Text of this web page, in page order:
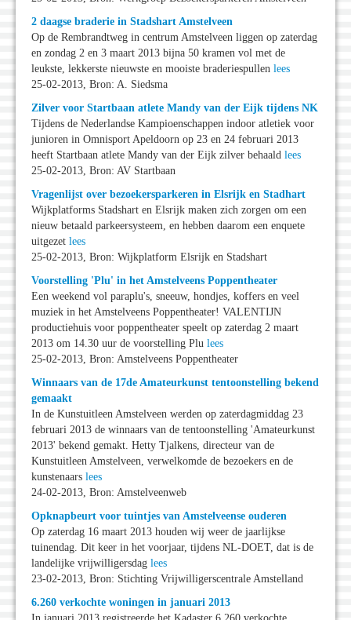
2 daagse braderie in Stadshart Amstelveen
Op de Rembrandtweg in centrum Amstelveen liggen op zaterdag
en zondag 2 en 3 maart 2013 bijna 50 kramen vol met de
leukste, lekkerste nieuwste en mooiste braderiespullen lees
25-02-2013, Bron: A. Siedsma
Zilver voor Startbaan atlete Mandy van der Eijk tijdens NK
Tijdens de Nederlandse Kampioenschappen indoor atletiek voor
junioren in Omnisport Apeldoorn op 23 en 24 februari 2013
heeft Startbaan atlete Mandy van der Eijk zilver behaald lees
25-02-2013, Bron: AV Startbaan
Vragenlijst over bezoekersparkeren in Elsrijk en Stadhart
Wijkplatforms Stadshart en Elsrijk maken zich zorgen om een
nieuw betaald parkeersysteem, en hebben daarom een enquete
uitgezet lees
25-02-2013, Bron: Wijkplatform Elsrijk en Stadshart
Voorstelling 'Plu' in het Amstelveens Poppentheater
Een weekend vol paraplu's, sneeuw, hondjes, koffers en veel
muziek in het Amstelveens Poppentheater! VALENTIJN
productiehuis voor poppentheater speelt op zaterdag 2 maart
2013 om 14.30 uur de voorstelling Plu lees
25-02-2013, Bron: Amstelveens Poppentheater
Winnaars van de 17de Amateurkunst tentoonstelling bekend
gemaakt
In de Kunstuitleen Amstelveen werden op zaterdagmiddag 23
februari 2013 de winnaars van de tentoonstelling 'Amateurkunst
2013' bekend gemakt. Hetty Tjalkens, directeur van de
Kunstuitleen Amstelveen, verwelkomde de bezoekers en de
kunstenaars lees
24-02-2013, Bron: Amstelveenweb
Opknapbeurt voor tuintjes van Amstelveense ouderen
Op zaterdag 16 maart 2013 houden wij weer de jaarlijkse
tuinendag. Dit keer in het voorjaar, tijdens NL-DOET, dat is de
landelijke vrijwilligersdag lees
23-02-2013, Bron: Stichting Vrijwilligerscentrale Amstelland
6.260 verkochte woningen in januari 2013